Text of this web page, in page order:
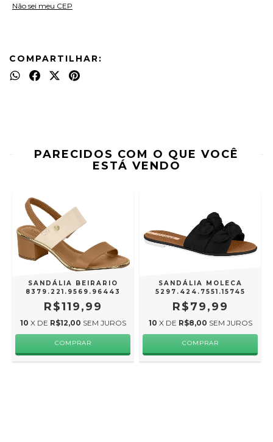
Não sei meu CEP
COMPARTILHAR:
PARECIDOS COM O QUE VOCÊ
ESTÁ VENDO
SANDÁLIA BEIRARIO
8379.221.9569.96443
R$119,99
10 X DE R$12,00 SEM JUROS
COMPRAR
SANDÁLIA MOLECA
5297.424.7551.15745
R$79,99
10 X DE R$8,00 SEM JUROS
COMPRAR